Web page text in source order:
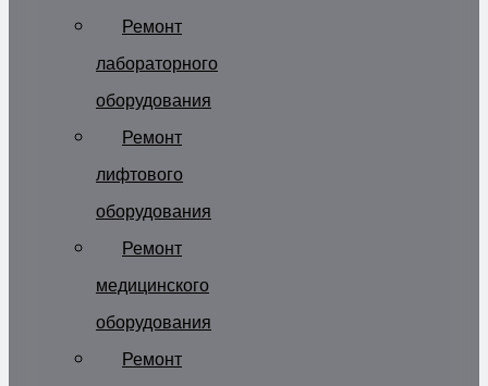
Ремонт
лабораторного
оборудования
Ремонт
лифтового
оборудования
Ремонт
медицинского
оборудования
Ремонт